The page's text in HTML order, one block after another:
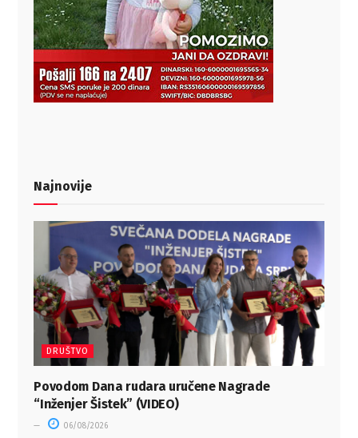
Najnovije
DRUŠTVO
Povodom Dana rudara uručene Nagrade
“Inženjer Šistek” (VIDEO)
06/08/2026